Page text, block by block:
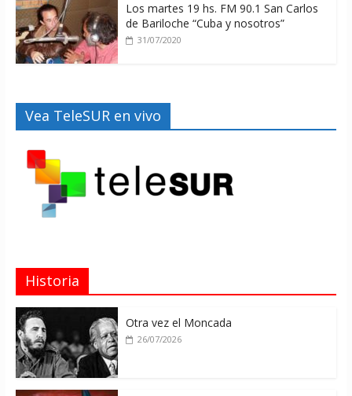
Los martes 19 hs. FM 90.1 San Carlos
de Bariloche “Cuba y nosotros”
31/07/2020
Vea TeleSUR en vivo
Historia
Otra vez el Moncada
26/07/2026